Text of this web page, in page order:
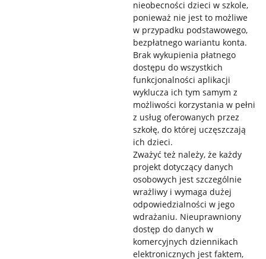
nieobecności dzieci w szkole,
ponieważ nie jest to możliwe
w przypadku podstawowego,
bezpłatnego wariantu konta.
Brak wykupienia płatnego
dostępu do wszystkich
funkcjonalności aplikacji
wyklucza ich tym samym z
możliwości korzystania w pełni
z usług oferowanych przez
szkołę, do której uczęszczają
ich dzieci.
Zważyć też należy, że każdy
projekt dotyczący danych
osobowych jest szczególnie
wrażliwy i wymaga dużej
odpowiedzialności w jego
wdrażaniu. Nieuprawniony
dostęp do danych w
komercyjnych dziennikach
elektronicznych jest faktem,